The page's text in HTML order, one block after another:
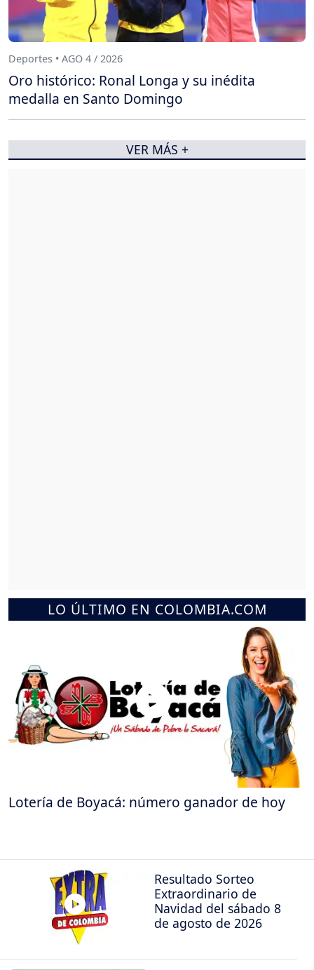
LO ÚLTIMO EN COLOMBIA.COM
Lotería de Boyacá: número ganador de hoy
Resultado Sorteo
Extraordinario de
Navidad del sábado 8
de agosto de 2026
Deportes • AGO 4 / 2026
Oro histórico: Ronal Longa y su inédita
medalla en Santo Domingo
VER MÁS +